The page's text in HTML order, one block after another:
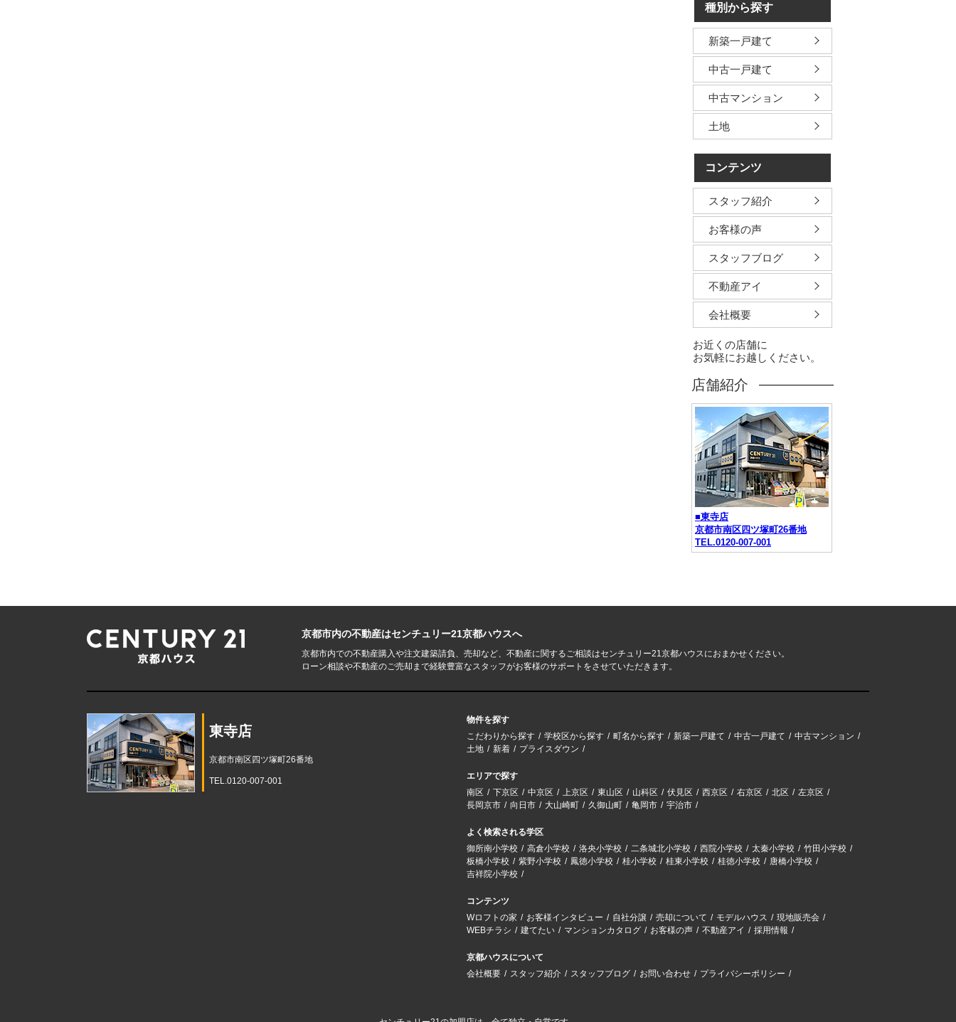
種別から探す
新築一戸建て
中古一戸建て
中古マンション
土地
コンテンツ
スタッフ紹介
お客様の声
スタッフブログ
不動産アイ
会社概要
お近くの店舗に
お気軽にお越しください。
店舗紹介
■東寺店
京都市南区四ツ塚町26番地
TEL.0120-007-001
京都市内の不動産はセンチュリー21京都ハウスへ
京都市内での不動産購入や注文建築請負、売却など、不動産に関するご相談はセンチュリー21京都ハウスにおまかせください。
ローン相談や不動産のご売却まで経験豊富なスタッフがお客様のサポートをさせていただきます。
東寺店
京都市南区四ツ塚町26番地
TEL.0120-007-001
物件を探す
こだわりから探す
学校区から探す 町名から探す 新築一戸建て 中古一戸建て
中古マンション
土地
新着 プライスダウン
エリアで探す
南区
下京区 中京区 上京区 東山区 山科区 伏見区 西京区 右京区 北区
左京区
長岡京市
向日市 大山崎町 久御山町 亀岡市 宇治市
よく検索される学区
御所南小学校
高倉小学校 洛央小学校 二条城北小学校 西院小学校 太秦小学校
竹田小学校
板橋小学校
紫野小学校 鳳徳小学校 桂小学校 桂東小学校 桂徳小学校
唐橋小学校
吉祥院小学校
コンテンツ
Wロフトの家
お客様インタビュー 自社分譲 売却について モデルハウス
現地販売会
WEBチラシ
建てたい マンションカタログ お客様の声 不動産アイ 採用情報
京都ハウスについて
会社概要
スタッフ紹介 スタッフブログ お問い合わせ プライバシーポリシー